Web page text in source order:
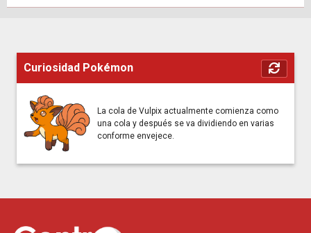
Curiosidad Pokémon
La cola de Vulpix actualmente comienza como
una cola y después se va dividiendo en varias
conforme envejece.